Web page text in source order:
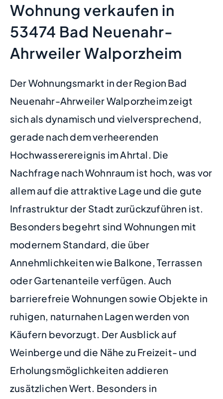
Wohnung verkaufen in
53474 Bad Neuenahr-
Ahrweiler Walporzheim
Der Wohnungsmarkt in der Region Bad
Neuenahr-Ahrweiler Walporzheim zeigt
sich als dynamisch und vielversprechend,
gerade nach dem verheerenden
Hochwasserereignis im Ahrtal. Die
Nachfrage nach Wohnraum ist hoch, was vor
allem auf die attraktive Lage und die gute
Infrastruktur der Stadt zurückzuführen ist.
Besonders begehrt sind Wohnungen mit
modernem Standard, die über
Annehmlichkeiten wie Balkone, Terrassen
oder Gartenanteile verfügen. Auch
barrierefreie Wohnungen sowie Objekte in
ruhigen, naturnahen Lagen werden von
Käufern bevorzugt. Der Ausblick auf
Weinberge und die Nähe zu Freizeit- und
Erholungsmöglichkeiten addieren
zusätzlichen Wert. Besonders in